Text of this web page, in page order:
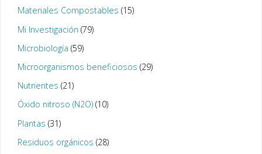
Materiales Compostables (15)
Mi Investigación (79)
Microbiología (59)
Microorganismos beneficiosos (29)
Nutrientes (21)
Óxido nitroso (N2O)(10)
Plantas (31)
Residuos orgánicos (28)